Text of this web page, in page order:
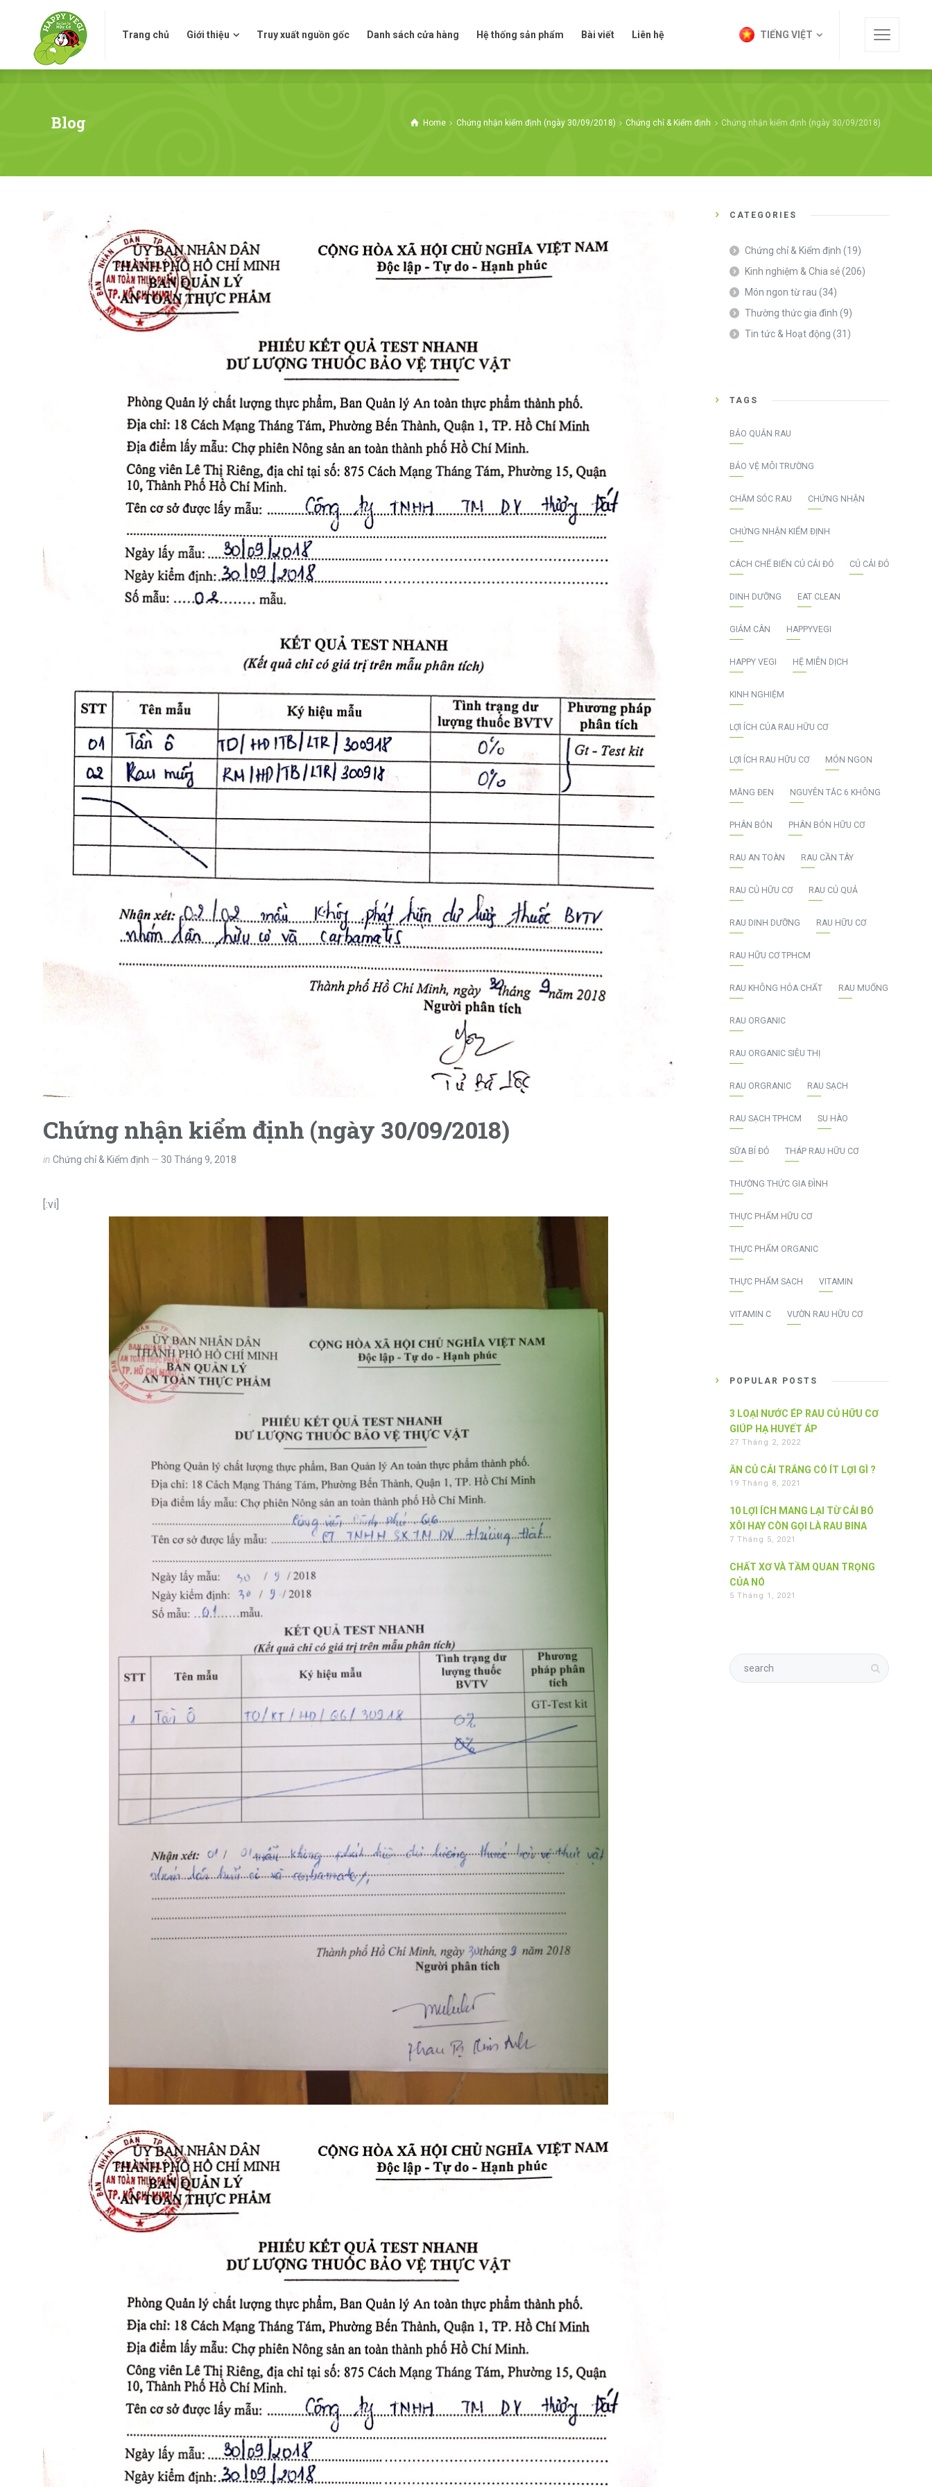
Trang chủ Giới thiệu Truy xuất nguồn gốc Danh sách cửa hàng Hệ thống sản phẩm Bài viết Liên hệ TIẾNG VIỆT
Blog Home Chứng nhận kiểm định (ngày 30/09/2018) Chứng chỉ & Kiểm định Chứng nhận kiểm định (ngày 30/09/2018)
Chứng nhận kiểm định (ngày 30/09/2018)
in Chứng chỉ & Kiểm định 30 Tháng 9, 2018
[:vi]
CATEGORIES
Chứng chỉ & Kiểm định (19)
Kinh nghiệm & Chia sẻ(206)
Món ngon từ rau (34)
Thường thức gia đình (9)
Tin tức & Hoạt động (31)
TAGS
BẢO QUẢN RAU
BẢO VỆ MÔI TRƯỜNG
CHĂM SÓC RAU CHỨNG NHẬN
CHỨNG NHẬN KIỂM ĐỊNH
CÁCH CHẾ BIẾN CỦ CẢI ĐỎ CỦ CẢI ĐỎ
DINH DƯỠNG EAT CLEAN
GIẢM CÂN HAPPYVEGI
HAPPY VEGI HỆ MIỄN DỊCH
KINH NGHIỆM
LỢI ÍCH CỦA RAU HỮU CƠ
LỢI ÍCH RAU HỮU CƠ MÓN NGON
MĂNG ĐEN NGUYÊN TẮC 6 KHÔNG
PHÂN BÓN PHÂN BÓN HỮU CƠ
RAU AN TOÀN RAU CẦN TÂY
RAU CỦ HỮU CƠ RAU CỦ QUẢ
RAU DINH DƯỠNG RAU HỮU CƠ
RAU HỮU CƠ TPHCM
RAU KHÔNG HÓA CHẤT RAU MUỐNG
RAU ORGANIC
RAU ORGANIC SIÊU THỊ
RAU ORGRANIC RAU SẠCH
RAU SẠCH TPHCM SU HÀO
SỮA BÍ ĐỎ THÁP RAU HỮU CƠ
THƯỜNG THỨC GIA ĐÌNH
THỰC PHẨM HỮU CƠ
THỰC PHẨM ORGANIC
THỰC PHẨM SẠCH VITAMIN
VITAMIN C VƯỜN RAU HỮU CƠ
POPULAR POSTS
3 LOẠI NƯỚC ÉP RAU CỦ HỮU CƠ
GIÚP HẠ HUYẾT ÁP
27 Tháng 2, 2022
ĂN CỦ CẢI TRẮNG CÓ ÍT LỢI GÌ ?
19 Tháng 8, 2021
10 LỢI ÍCH MANG LẠI TỪ CẢI BÓ
XÔI HAY CÒN GỌI LÀ RAU BINA
7 Tháng 5, 2021
CHẤT XƠ VÀ TẦM QUAN TRỌNG
CỦA NÓ
5 Tháng 1, 2021